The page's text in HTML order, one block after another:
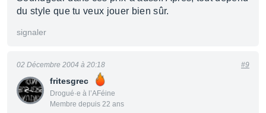
du style que tu veux jouer bien sûr.
signaler
fritesgrec
Drogué·e à l’AFéine
Membre depuis 22 ans
02 Décembre 2004 à 20:18 #9